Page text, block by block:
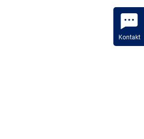
Kontakt